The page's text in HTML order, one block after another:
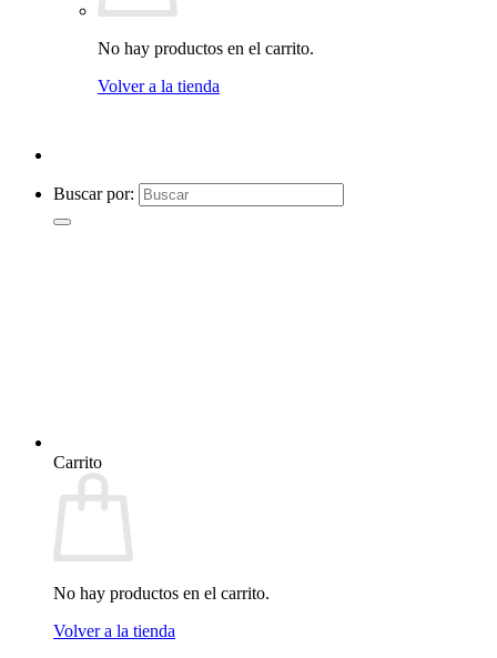
No hay productos en el carrito.
Volver a la tienda
Buscar por:
Carrito
No hay productos en el carrito.
Volver a la tienda